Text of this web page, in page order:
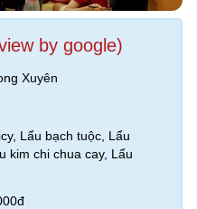
by google)
Xuyên
Lẩu bạch tuộc, Lẩu
kim chi chua cay, Lẩu